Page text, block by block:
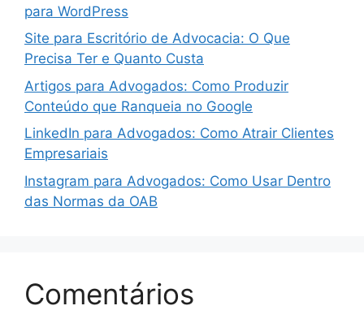
para WordPress
Site para Escritório de Advocacia: O Que
Precisa Ter e Quanto Custa
Artigos para Advogados: Como Produzir
Conteúdo que Ranqueia no Google
LinkedIn para Advogados: Como Atrair Clientes
Empresariais
Instagram para Advogados: Como Usar Dentro
das Normas da OAB
Comentários